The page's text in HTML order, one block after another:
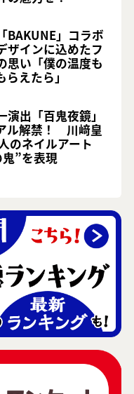
BAKUNE」コラボ
インに込めたフ
思い「僕の温度も
らえたら」
演出「百鬼夜鏡」
ル解禁！ 川﨑皇
のネイルアート
”を表現